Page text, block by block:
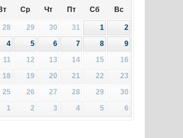
Ср Чт Пт Сб Вс
28 29 30 31 1
2
4 5 6 7 8
9
11 12 13 14 15
16
18 19 20 21 22
23
25 26 27 28 29
30
1 2 3 4 5 6